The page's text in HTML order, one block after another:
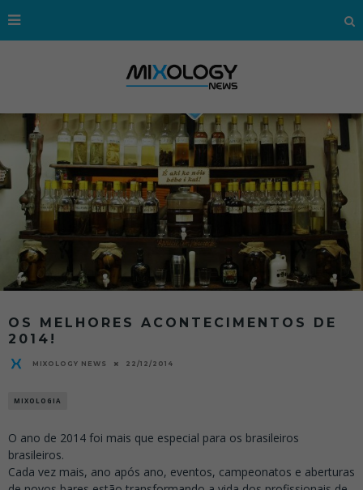
OS MELHORES ACONTECIMENTOS DE
2014!
MIXOLOGY NEWS 22/12/2014
MIXOLOGIA
O ano de 2014 foi mais que especial para os brasileiros
brasileiros.
Cada vez mais, ano após ano, eventos, campeonatos e aberturas